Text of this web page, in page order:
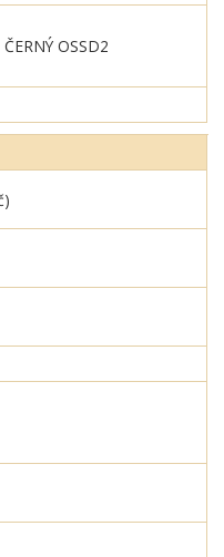
OSSD2